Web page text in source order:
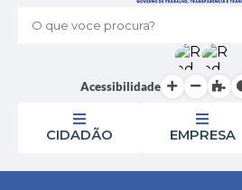
O que voce procura?
Acessibilidade
CIDADÃO EMPRESA